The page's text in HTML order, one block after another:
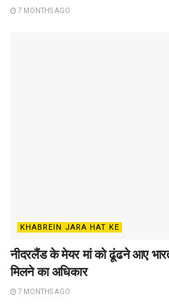
7 MONTHS AGO
KHABREIN JARA HAT KE
नीदरलैंड के मेयर मां को ढूंढने आए
मिलने का अधिकार
7 MONTHS AGO